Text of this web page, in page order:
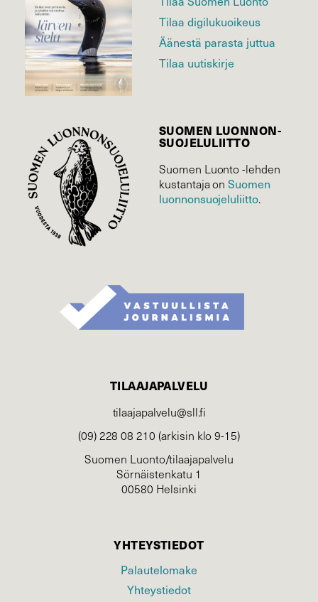
Tilaa digilukuoikeus
Äänestä parasta juttua
Tilaa uutiskirje
SUOMEN LUONNON­
SUOJELU­LIITTO
Suomen Luonto -lehden
kustantaja onSuomen
luonnonsuojelu­liitto.
TILAAJAPALVELU
tilaajapalvelu@sll.fi
(09) 228 08 210 (arkisin klo 9-15)
Suomen Luonto/tilaajapalvelu
Sörnäistenkatu 1
00580 Helsinki
YHTEYSTIEDOT
Palautelomake
Yhteystiedot